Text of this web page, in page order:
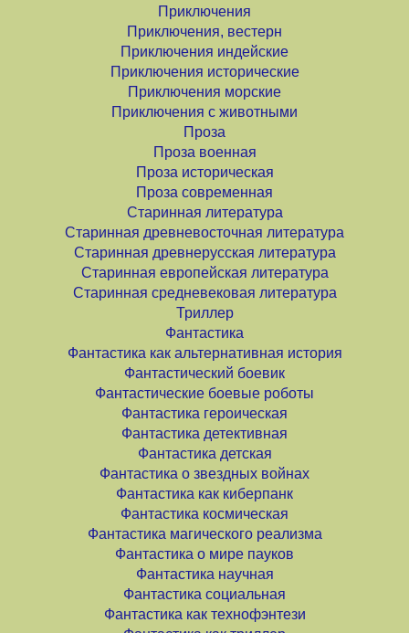
Приключения
Приключения, вестерн
Приключения индейские
Приключения исторические
Приключения морские
Приключения с животными
Проза
Проза военная
Проза историческая
Проза современная
Старинная литература
Старинная древневосточная литература
Старинная древнерусская литература
Старинная европейская литература
Старинная средневековая литература
Триллер
Фантастика
Фантастика как альтернативная история
Фантастический боевик
Фантастические боевые роботы
Фантастика героическая
Фантастика детективная
Фантастика детская
Фантастика о звездных войнах
Фантастика как киберпанк
Фантастика космическая
Фантастика магического реализма
Фантастика о мире пауков
Фантастика научная
Фантастика социальная
Фантастика как технофэнтези